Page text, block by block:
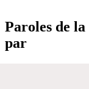
Paroles de
par